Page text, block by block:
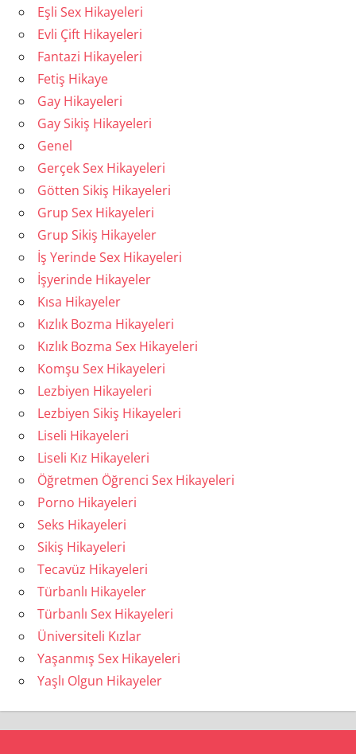
Eşli Sex Hikayeleri
Evli Çift Hikayeleri
Fantazi Hikayeleri
Fetiş Hikaye
Gay Hikayeleri
Gay Sikiş Hikayeleri
Genel
Gerçek Sex Hikayeleri
Götten Sikiş Hikayeleri
Grup Sex Hikayeleri
Grup Sikiş Hikayeler
İş Yerinde Sex Hikayeleri
İşyerinde Hikayeler
Kısa Hikayeler
Kızlık Bozma Hikayeleri
Kızlık Bozma Sex Hikayeleri
Komşu Sex Hikayeleri
Lezbiyen Hikayeleri
Lezbiyen Sikiş Hikayeleri
Liseli Hikayeleri
Liseli Kız Hikayeleri
Öğretmen Öğrenci Sex Hikayeleri
Porno Hikayeleri
Seks Hikayeleri
Sikiş Hikayeleri
Tecavüz Hikayeleri
Türbanlı Hikayeler
Türbanlı Sex Hikayeleri
Üniversiteli Kızlar
Yaşanmış Sex Hikayeleri
Yaşlı Olgun Hikayeler